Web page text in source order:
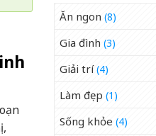
Ăn ngon (8)
Gia đình (3)
Giải trí(4)
Làm đẹp (1)
Sống khỏe (4)